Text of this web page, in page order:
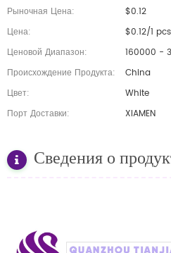
Рыночная Цена:
$0.12
Цена:
$0.12/1 pcs
Ценовой Диапазон:
160000 -
Происхождение Продукта:
China
Цвет:
White
Порт Доставки:
XIAMEN
Сведения о